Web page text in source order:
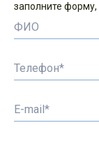
заполните